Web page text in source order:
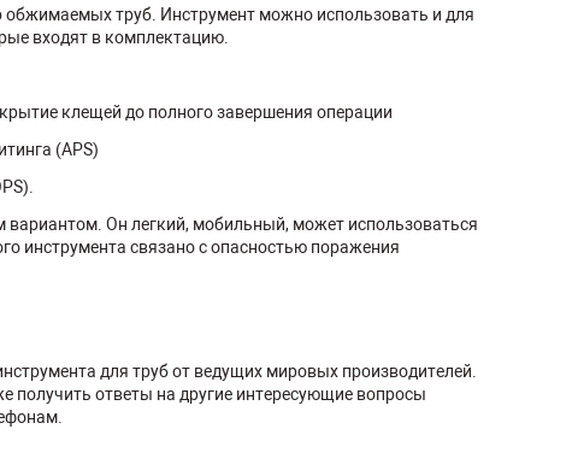
труб. Инструмент можно использовать и для
входят в комплектацию.
клещей до полного завершения операции
(APS)
Он легкий, мобильный, может использоваться
инструмента связано с опасностью поражения
для труб от ведущих мировых производителей.
получить ответы на другие интересующие вопросы